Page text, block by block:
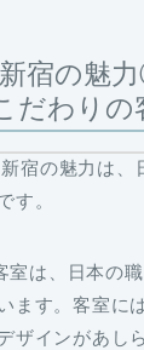
新宿の魅
だわりの
宿の魅力は、
す。
室は、日本の
ます。客室に
ザインがあし